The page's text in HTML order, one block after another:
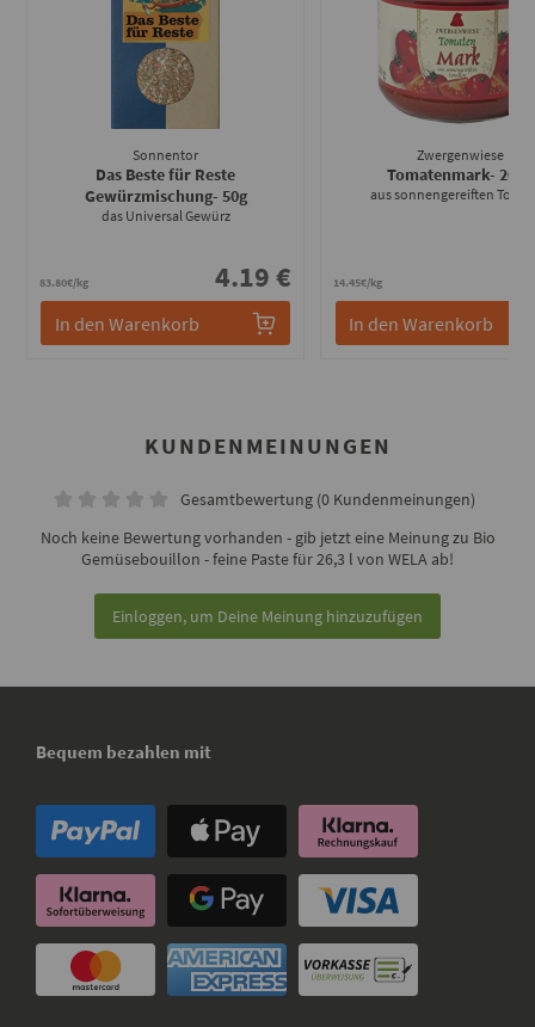
Sonnentor
Das Beste für Reste
Gewürzmischung- 50g
das Universal Gewürz
83.80€/kg 4.19 €
In den Warenkorb
Zwergenwiese
Tomatenmark- 200g
aus sonnengereiften
14.45€/kg
In den Warenkorb
KUNDENMEINUNGEN
Gesamtbewertung (0 Kundenmeinungen)
Noch keine Bewertung vorhanden - gib jetzt eine Meinung zu Bio
Gemüsebouillon - feine Paste für 26,3 l von WELA ab!
Einloggen, um Deine Meinung hinzuzufügen
Bequem bezahlen mit